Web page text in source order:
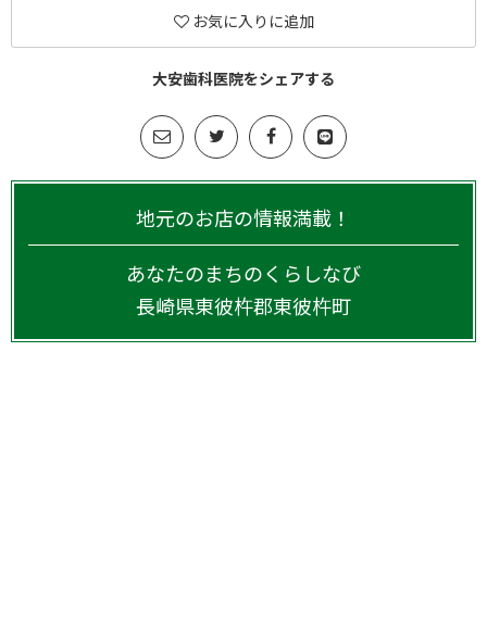
お気に入りに追加
大安歯科医院をシェアする
地元のお店の情報満載！
あなたのまちのくらしなび
長崎県東彼杵郡東彼杵町